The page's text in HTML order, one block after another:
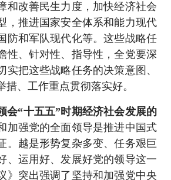
和改善民生力度，加快经济社会
，推进国家安全体系和能力现代
防和军队现代化等。这些战略任
性、针对性、指导性，全党要深
实把这些战略任务的决策意图、
措、工作重点贯彻落实好。
会“十五五”时期经济社会发展的
加强党的全面领导是推进中国式
。越是形势复杂多变、任务艰巨
、运用好、发展好党的领导这一
》突出强调了坚持和加强党中央